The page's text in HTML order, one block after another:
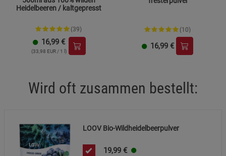
Heidelbeeren / kaltgepresst
(39)
16,99 €
(33,98 EUR / 1 l)
(10)
16,99 €
Wird oft zusammen bestellt:
LOOV Bio-Wildheidelbeerpulver
19,99 €